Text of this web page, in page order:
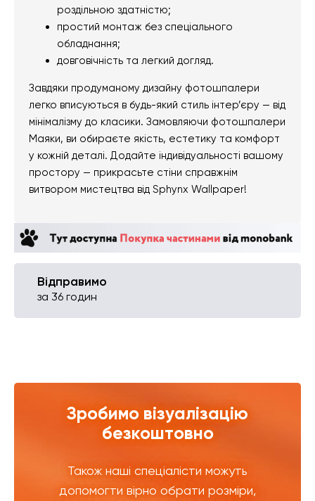
роздільною здатністю;
простий монтаж без спеціального
обладнання;
довговічність та легкий догляд.
Завдяки продуманому дизайну фотошпалери
легко вписуються в будь-який стиль інтер’єру — від
мінімалізму до класики. Замовляючи фотошпалери
Маяки, ви обираєте якість, естетику та комфорт
у кожній деталі. Додайте індивідуальності вашому
простору — прикрасьте стіни справжнім
витвором мистецтва від Sphynx Wallpaper!
Відправимо
за 36 годин
Зробимо візуалізацію
безкоштовно
Також наші спеціалісти можуть
допомогти вірно обрати розміри,